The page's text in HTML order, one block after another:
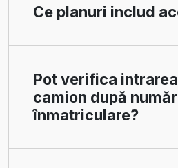
Ce planuri includ
Pot verifica
camion după
înmatriculare?